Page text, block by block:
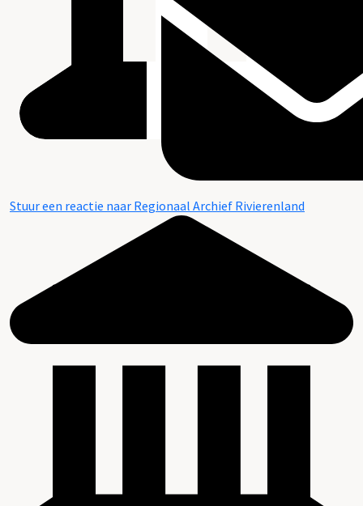
Stuur een reactie naar Regionaal Archief Rivierenland